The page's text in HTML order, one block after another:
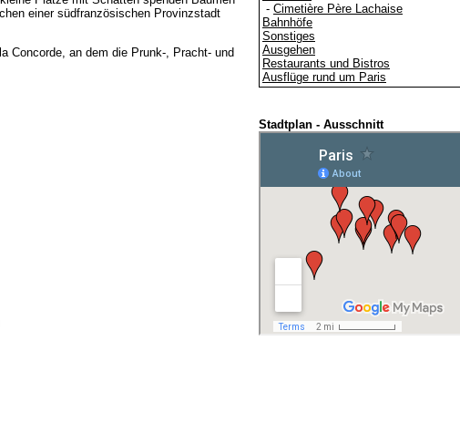
- Cimetière Père Lachaise
Bahnhöfe
Sonstiges
Ausgehen
Restaurants und Bistros
Ausflüge rund um Paris
Stadtplan - Ausschnitt
einer südfranzösischen Provinzstadt
Concorde, an dem die Prunk-, Pracht- und